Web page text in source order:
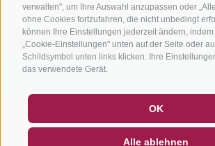
verwalten", um Ihre Auswahl anzupassen oder
ohne Cookies fortzufahren, die nicht unbedingt
können Ihre Einstellungen jederzeit ändern,
„Cookie-Einstellungen" unten auf der Seite oder
Schildsymbol unten links klicken. Ihre
das verwendete Gerät.
OK
Alle ablehnen
NEWSLETTER
SOCIAL WALL
JETZT ANMELDEN
IMPRESSUM